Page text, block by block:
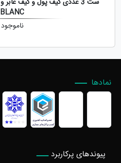
BLANC
ناموجود
پیوندهای پرکاربرد
نمادها